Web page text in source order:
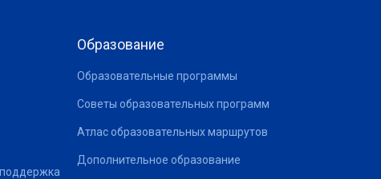
Образование
Образовательные программы
Советы образовательных программ
Атлас образовательных маршрутов
Дополнительное образование